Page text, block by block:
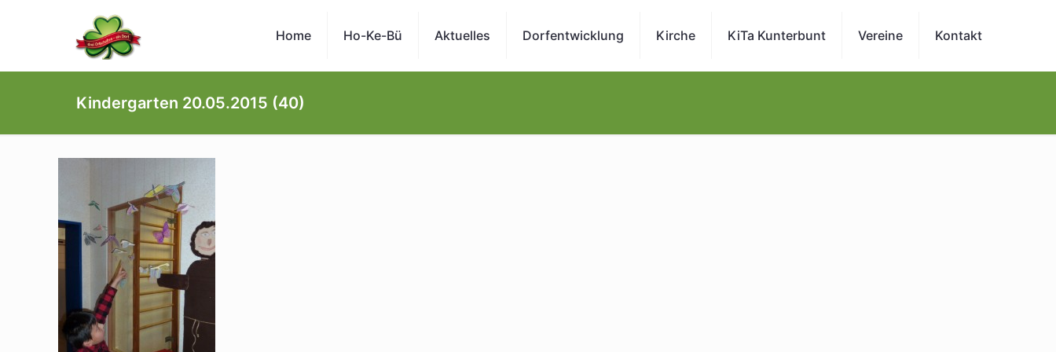
Home Ho-Ke-Bü Aktuelles Dorfentwicklung Kirche KiTa Kunterbunt Vereine Kontakt
Kindergarten 20.05.2015 (40)